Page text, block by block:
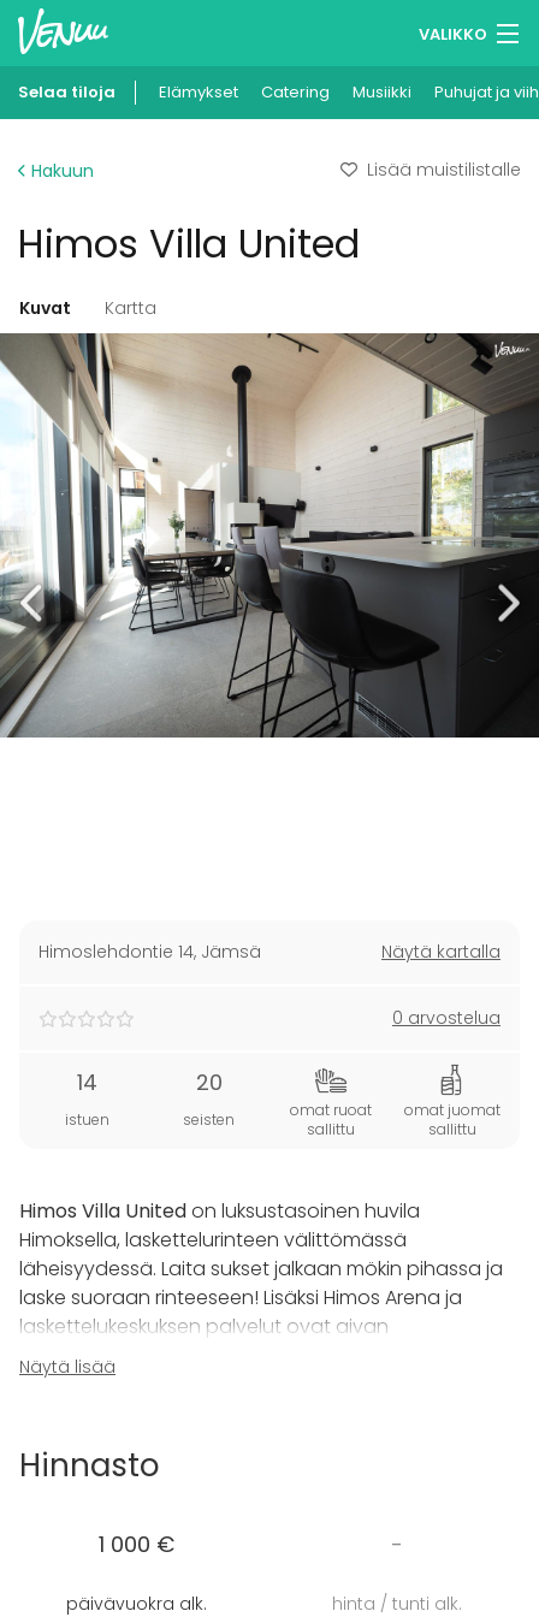
VALIKKO
Muistilistasi
Ilmoita kohteesi
Selaa tiloja Elämykset Catering Musiikki Puhujat ja
Hakuun Lisää muistilistalle
Himos Villa United
Kuvat Kartta
Himoslehdontie 14, Jämsä Näytä kartalla
0 arvostelua
14
istuen
20
seisten
omat ruoat
sallittu
omat juomat
sallittu
Himos Villa Unitedon luksustasoinen huvila
Himoksella, laskettelurinteen välittömässä
läheisyydessä. Laita sukset jalkaan mökin pihassa ja
laske suoraan rinteeseen! Lisäksi Himos Arena ja
laskettelukeskuksen palvelut ovat aivan
kävelymatkan päässä.
vaativammatkin kriteerit. Huvila on loistava valinta
Huvilassa majoittuu sen seitsemässä
Näytä lisää
Hinnasto
1 000 €
päivävuokra alk.
-
hinta / tunti alk.